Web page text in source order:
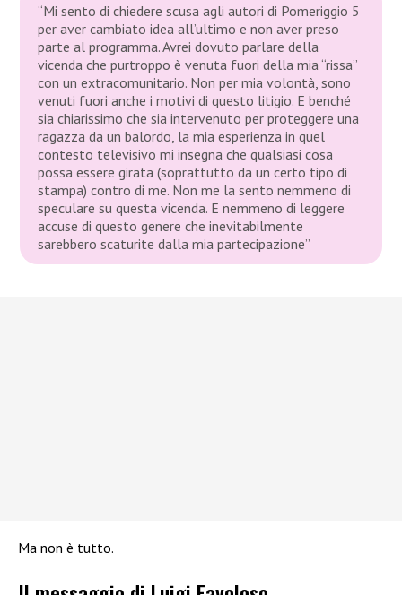
“Mi sento di chiedere scusa agli autori di Pomeriggio 5
per aver cambiato idea all’ultimo e non aver preso
parte al programma. Avrei dovuto parlare della
vicenda che purtroppo è venuta fuori della mia “rissa”
con un extracomunitario. Non per mia volontà, sono
venuti fuori anche i motivi di questo litigio. E benché
sia chiarissimo che sia intervenuto per proteggere una
ragazza da un balordo, la mia esperienza in quel
contesto televisivo mi insegna che qualsiasi cosa
possa essere girata (soprattutto da un certo tipo di
stampa) contro di me. Non me la sento nemmeno di
speculare su questa vicenda. E nemmeno di leggere
accuse di questo genere che inevitabilmente
sarebbero scaturite dalla mia partecipazione”
Ma non è tutto.